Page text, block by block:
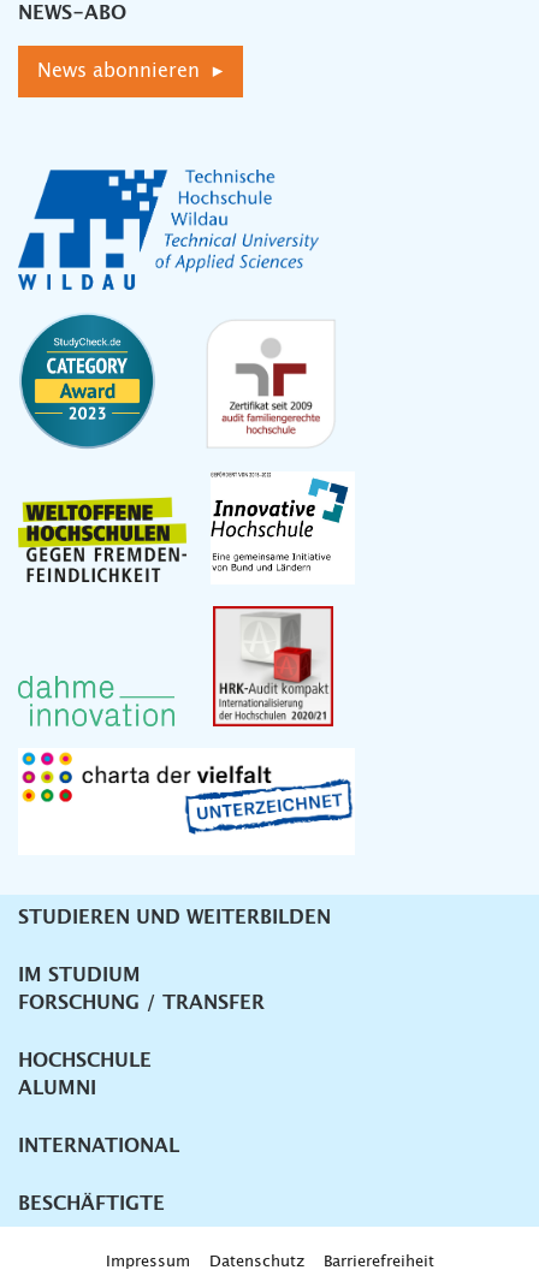
NEWS-ABO
News abonnieren ▸
Unternavigation
STUDIEREN UND WEITERBILDEN
IM STUDIUM
FORSCHUNG / TRANSFER
HOCHSCHULE
ALUMNI
INTERNATIONAL
BESCHÄFTIGTE
Impressum Datenschutz Barrierefreiheit